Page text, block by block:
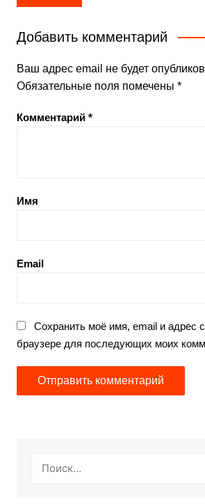
по
записям
Добавить комментарий
Ваш адрес email не будет
Обязательные поля помечены *
Комментарий *
Имя
Email
Сохранить моё имя, email и адрес
браузере для последующих моих